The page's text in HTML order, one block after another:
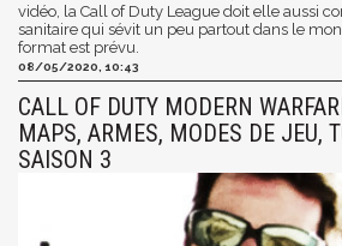
vidéo, la Call of Duty League doit elle aussi
sanitaire qui sévit un peu partout dans le
format est prévu.
08/05/2020, 10:43
CALL OF DUTY MODERN
MAPS, ARMES, MODES DE JEU,
SAISON 3